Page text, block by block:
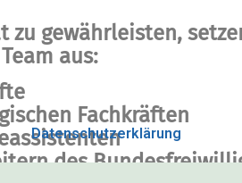
zu gewährleisten,
aus:
Fachkräften
des
Datenschutzerklärung